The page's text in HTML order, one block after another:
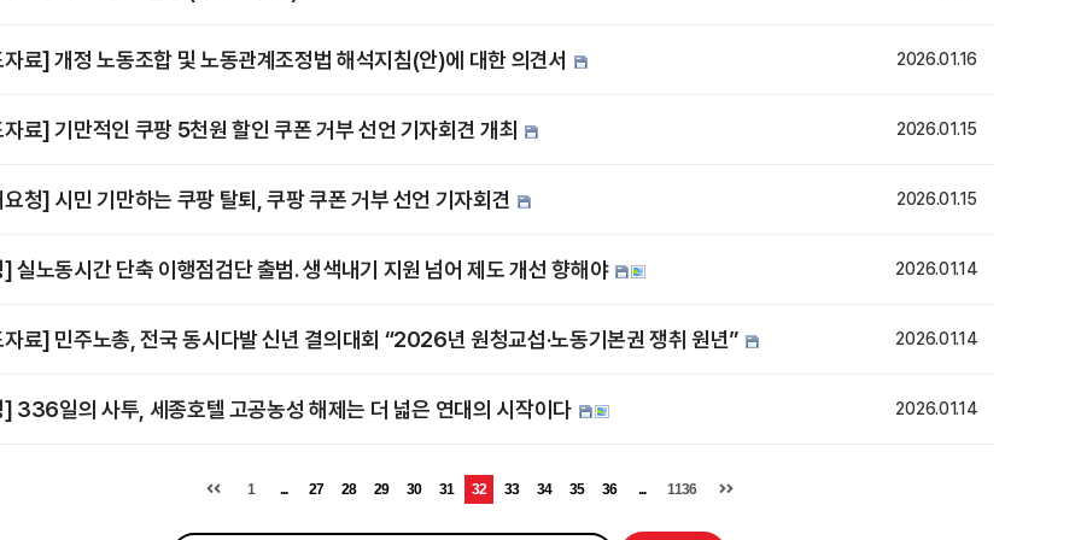
료] 개정 노동조합 및 노동관계조정법 해석지침(안)에 대한 의견서 2026.01.16
료] 기만적인 쿠팡 5천원 할인 쿠폰 거부 선언 기자회견 개최 2026.01.15
청] 시민 기만하는 쿠팡 탈퇴, 쿠팡 쿠폰 거부 선언 기자회견 2026.01.15
실노동시간 단축 이행점검단 출범. 생색내기 지원 넘어 제도 개선 향해야 2026.01.14
료] 민주노총, 전국 동시다발 신년 결의대회 “2026년 원청교섭·노동기본권 쟁취 원년” 2026.01.14
336일의 사투, 세종호텔 고공농성 해제는 더 넓은 연대의 시작이다 2026.01.14
1 ... 27 28 29 30 31 32 33 34 35 36 ... 1136